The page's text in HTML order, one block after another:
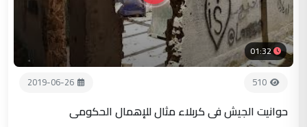
01:32
510
2019-06-26
حوانيت الجيش في كربلاء مثال للإهمال الحكومي